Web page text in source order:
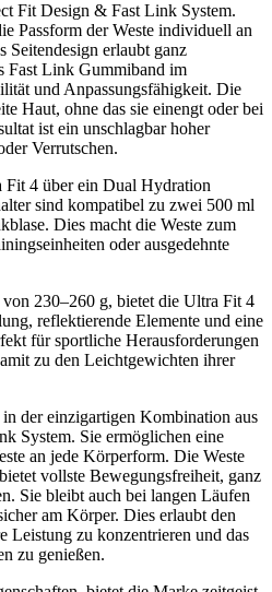
Fit Design & Fast Link System.
Passform der Weste individuell an
Seitendesign erlaubt ganz
Fast Link Gummiband im
und Anpassungsfähigkeit. Die
Haut, ohne das sie einengt oder bei
ist ein unschlagbar hoher
Verrutschen.
Fit 4 über ein Dual Hydration
sind kompatibel zu zwei 500 ml
Dies macht die Weste zum
oder ausgedehnte
230–260 g, bietet die Ultra Fit 4
reflektierende Elemente und eine
für sportliche Herausforderungen
zu den Leichtgewichten ihrer
der einzigartigen Kombination aus
System. Sie ermöglichen eine
an jede Körperform. Die Weste
vollste Bewegungsfreiheit, ganz
Sie bleibt auch bei langen Läufen
am Körper. Dies erlaubt den
Leistung zu konzentrieren und das
zu genießen.